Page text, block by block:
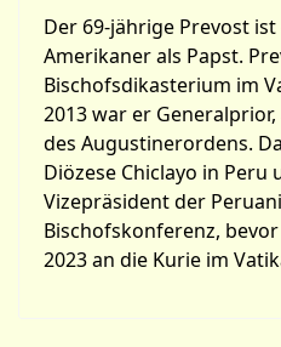
Der 69-jährige Prevost
Amerikaner als Papst.
Bischofsdikasterium im
2013 war er
des Augustinerordens.
Diözese Chiclayo in Peru
Vizepräsident der
Bischofskonferenz,
2023 an die Kurie im